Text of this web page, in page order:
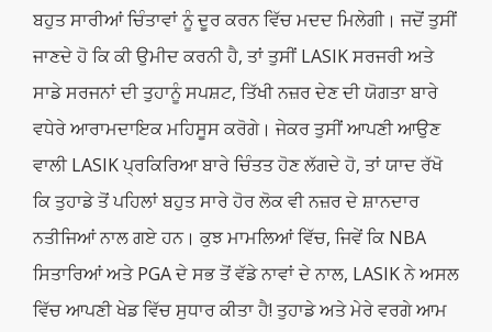
ਬਹੁਤ ਸਾਰੀਆਂ ਚਿੰਤਾਵਾਂ ਨੂੰ ਦੂਰ ਕਰਨ ਵਿੱਚ ਮਦਦ ਮਿਲੇਗੀ। ਜਦੋਂ ਤੁਸੀਂ
ਜਾਣਦੇ ਹੋ ਕਿ ਕੀ ਉਮੀਦ ਕਰਨੀ ਹੈ, ਤਾਂ ਤੁਸੀਂ LASIK ਸਰਜਰੀ ਅਤੇ
ਸਾਡੇ ਸਰਜਨਾਂ ਦੀ ਤੁਹਾਨੂੰ ਸਪਸ਼ਟ, ਤਿੱਖੀ ਨਜ਼ਰ ਦੇਣ ਦੀ ਯੋਗਤਾ ਬਾਰੇ
ਵਧੇਰੇ ਆਰਾਮਦਾਇਕ ਮਹਿਸੂਸ ਕਰੋਗੇ। ਜੇਕਰ ਤੁਸੀਂ ਆਪਣੀ ਆਉਣ
ਵਾਲੀ LASIK ਪ੍ਰਕਿਰਿਆ ਬਾਰੇ ਚਿੰਤਤ ਹੋਣ ਲੱਗਦੇ ਹੋ, ਤਾਂ ਯਾਦ ਰੱਖੋ
ਕਿ ਤੁਹਾਡੇ ਤੋਂ ਪਹਿਲਾਂ ਬਹੁਤ ਸਾਰੇ ਹੋਰ ਲੋਕ ਵੀ ਨਜ਼ਰ ਦੇ ਸ਼ਾਨਦਾਰ
ਨਤੀਜਿਆਂ ਨਾਲ ਗਏ ਹਨ। ਕੁਝ ਮਾਮਲਿਆਂ ਵਿੱਚ, ਜਿਵੇਂ ਕਿ NBA
ਸਿਤਾਰਿਆਂ ਅਤੇ PGA ਦੇ ਸਭ ਤੋਂ ਵੱਡੇ ਨਾਵਾਂ ਦੇ ਨਾਲ, LASIK ਨੇ ਅਸਲ
ਵਿੱਚ ਆਪਣੀ ਖੇਡ ਵਿੱਚ ਸੁਧਾਰ ਕੀਤਾ ਹੈ! ਤੁਹਾਡੇ ਅਤੇ ਮੇਰੇ ਵਰਗੇ ਆਮ